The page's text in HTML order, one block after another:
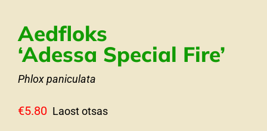
Aedfloks
‘Adessa Special Fire’
Phlox paniculata
€5.80 Laost otsas